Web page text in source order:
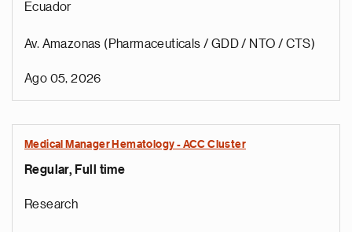
Ecuador
Av. Amazonas (Pharmaceuticals / GDD / NTO / CTS)
Ago 05, 2026
Medical Manager Hematology - ACC Cluster
Regular, Full time
Research